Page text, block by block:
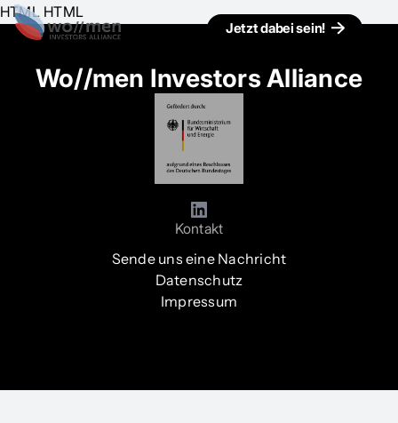
Jetzt dabei sein!
HTML HTML
Wo//men Investors Alliance
Kontakt
Sende uns eine Nachricht
Datenschutz
Impressum